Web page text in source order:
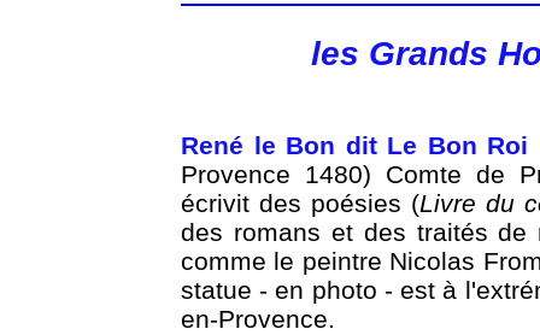
les Grands
René le Bon dit Le Bon Roi
Provence 1480) Comte de
écrivit des poésies (Livre du
des romans et des traités de
comme le peintre Nicolas
statue - en photo - est à
en-Provence.